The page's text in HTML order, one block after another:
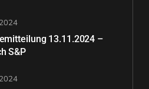
13.11.2024 –
S&P